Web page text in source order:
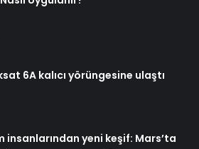
6A kalıcı yörüngesine ulaştı
insanlarından yeni keşif: Mars’ta